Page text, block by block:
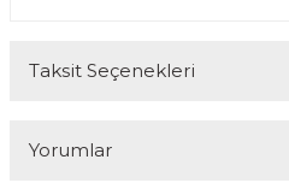
Taksit Seçenekleri
Yorumlar